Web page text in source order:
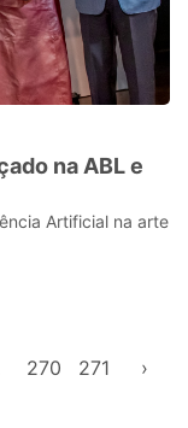
na ABL e
Artificial na arte
270 271 ›